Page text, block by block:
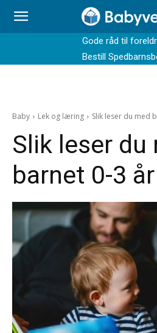
Gode råd til
Bestill
Baby Lek og læring Slik leser du med
Slik leser du
barnet 0-3 år